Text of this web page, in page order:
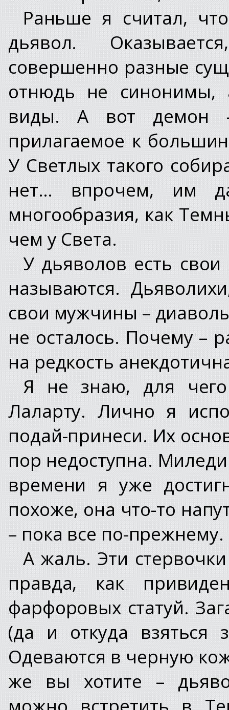
Раньше я считал,
дьявол.
совершенно разные
отнюдь не синонимы,
виды. А вот демон –
прилагаемое к
У Светлых такого
нет… впрочем, им
многообразия, как
чем у Света.
У дьяволов есть
называются.
свои мужчины –
не осталось. Почему –
на редкость
Я не знаю, для чего
Лаларту. Лично я
подай-принеси. Их
пор недоступна.
времени я уже
похоже, она что-то
– пока все по-прежнему.
А жаль. Эти
правда, как
фарфоровых статуй.
(да и откуда взяться
Одеваются в черную
же вы хотите –